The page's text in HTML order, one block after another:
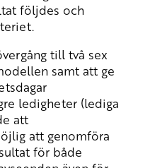
följdes och
till två sex
samt att ge
ledigheter (lediga
att
att genomföra
för både